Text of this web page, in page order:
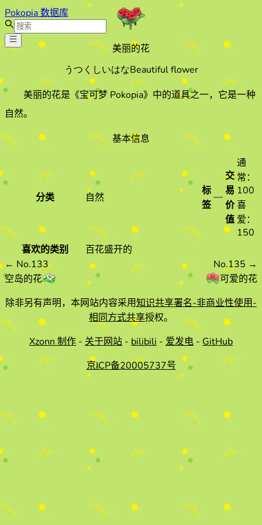
Pokopia 数据库
美丽的花
うつくしいはなBeautiful flower
美丽的花是《宝可梦 Pokopia》中的道具之一，它是一种
自然。
基本信息
分类 自然
标
签
—
交
易
价
值
通
常：
100
喜
爱：
150
喜欢的类别
百花盛开的
← No.133
空岛的花
No.135 →
可爱的花
除非另有声明，本网站内容采用知识共享署名-非商业性使用-
相同方式共享授权。
Xzonn 制作 - 关于网站 - bilibili - 爱发电 - GitHub
京ICP备20005737号